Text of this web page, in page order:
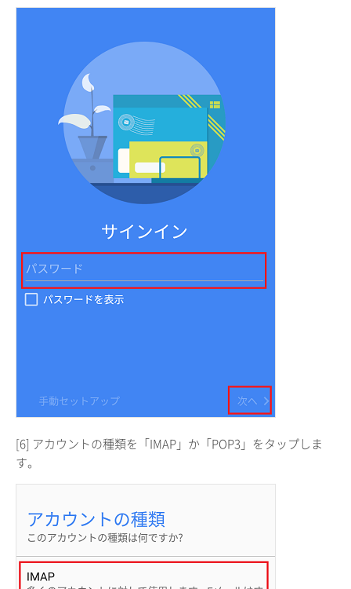
[6] アカウントの種類を「IMAP」か「POP3」をタップしま
す。